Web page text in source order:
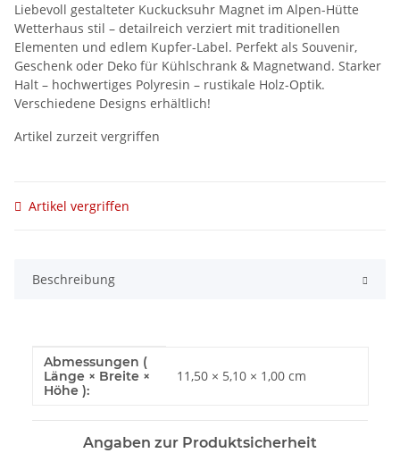
Liebevoll gestalteter Kuckucksuhr Magnet im Alpen-Hütte
Wetterhaus stil – detailreich verziert mit traditionellen
Elementen und edlem Kupfer-Label. Perfekt als Souvenir,
Geschenk oder Deko für Kühlschrank & Magnetwand. Starker
Halt – hochwertiges Polyresin – rustikale Holz-Optik.
Verschiedene Designs erhältlich!
Artikel zurzeit vergriffen
Artikel vergriffen
Beschreibung
Produkteigenschaft
Wert
Abmessungen (
Länge × Breite ×
Höhe ):
11,50 × 5,10 × 1,00 cm
Angaben zur Produktsicherheit